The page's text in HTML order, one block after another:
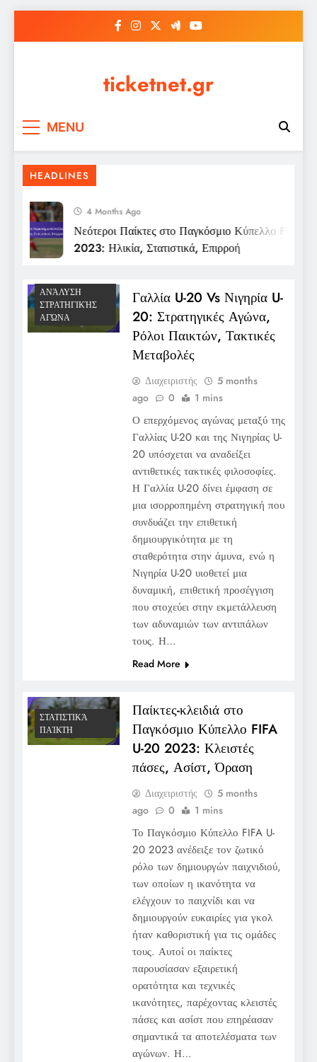
ticketnet.gr
MENU
HEADLINES
4 Months Ago
Νεότεροι Παίκτες στο Παγκόσμιο Κύπελλο FIFA U-
2023: Ηλικία, Στατιστικά, Επιρροή
ΑΝΆΛΥΣΗ
ΣΤΡΑΤΗΓΙΚΉΣ
ΑΓΏΝΑ
Γαλλία U-20 Vs Νιγηρία U-
20: Στρατηγικές Αγώνα,
Ρόλοι Παικτών, Τακτικές
Μεταβολές
Διαχειριστής
5 months
ago
0 1 mins
Ο επερχόμενος αγώνας μεταξύ της
Γαλλίας U-20 και της Νιγηρίας U-
20 υπόσχεται να αναδείξει
αντιθετικές τακτικές φιλοσοφίες.
Η Γαλλία U-20 δίνει έμφαση σε
μια ισορροπημένη στρατηγική που
συνδυάζει την επιθετική
δημιουργικότητα με τη
σταθερότητα στην άμυνα, ενώ η
Νιγηρία U-20 υιοθετεί μια
δυναμική, επιθετική προσέγγιση
που στοχεύει στην εκμετάλλευση
των αδυναμιών των αντιπάλων
τους. Η…
Read More
ΣΤΑΤΙΣΤΙΚΆ
ΠΑΊΚΤΗ
Παίκτες-κλειδιά στο
Παγκόσμιο Κύπελλο FIFA
U-20 2023: Κλειστές
πάσες, Ασίστ, Όραση
Διαχειριστής
5 months
ago
0 1 mins
Το Παγκόσμιο Κύπελλο FIFA U-
20 2023 ανέδειξε τον ζωτικό
ρόλο των δημιουργών παιχνιδιού,
των οποίων η ικανότητα να
ελέγχουν το παιχνίδι και να
δημιουργούν ευκαιρίες για γκολ
ήταν καθοριστική για τις ομάδες
τους. Αυτοί οι παίκτες
παρουσίασαν εξαιρετική
ορατότητα και τεχνικές
ικανότητες, παρέχοντας κλειστές
πάσες και ασίστ που επηρέασαν
σημαντικά τα αποτελέσματα των
αγώνων. Η…